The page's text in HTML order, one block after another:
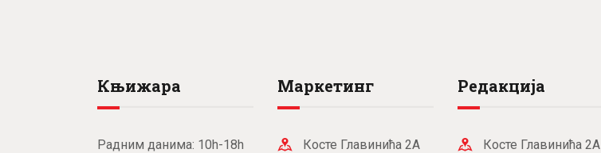
Књижара
Радним данима: 10h-18h
Маркетинг
Косте Главинића 2А
Редакција
Косте Главинића 2А